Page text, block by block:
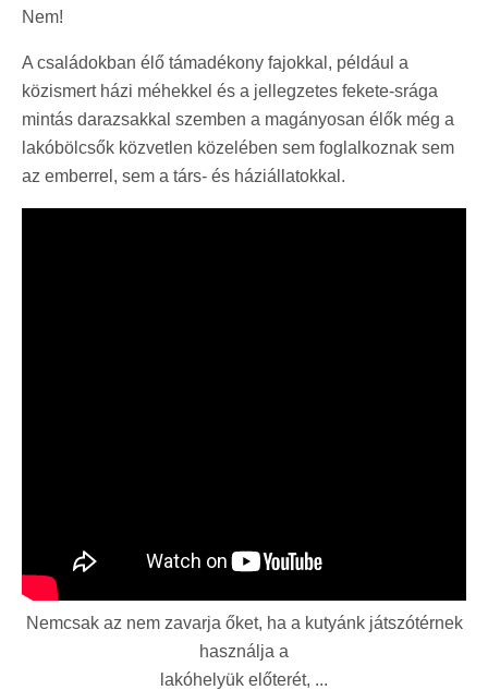
Nem!
A családokban élő támadékony fajokkal, például a
közismert házi méhekkel és a jellegzetes fekete-srága
mintás darazsakkal szemben a magányosan élők még a
lakóbölcsők közvetlen közelében sem foglalkoznak sem
az emberrel, sem a társ- és háziállatokkal.
Nemcsak az nem zavarja őket, ha a kutyánk játszótérnek
használja a
lakóhelyük előterét, ...